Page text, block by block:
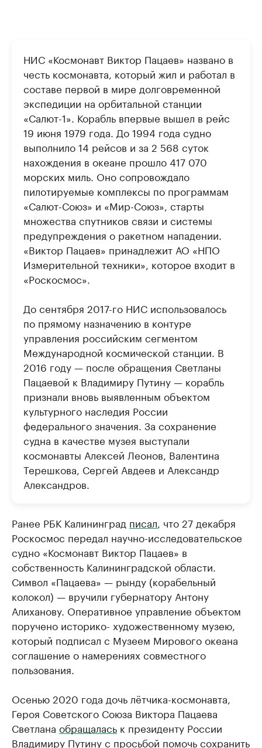
НИС «Космонавт Виктор Пацаев» названо в
честь космонавта, который жил и работал в
составе первой в мире долговременной
экспедиции на орбитальной станции
«Салют-1». Корабль впервые вышел в рейс
19 июня 1979 года. До 1994 года судно
выполнило 14 рейсов и за 2 568 суток
нахождения в океане прошло 417 070
морских миль. Оно сопровождало
пилотируемые комплексы по программам
«Салют-Союз» и «Мир-Союз», старты
множества спутников связи и системы
предупреждения о ракетном нападении.
«Виктор Пацаев» принадлежит АО «НПО
Измерительной техники», которое входит в
«Роскосмос».
До сентября 2017-го НИС использовалось
по прямому назначению в контуре
управления российским сегментом
Международной космической станции. В
2016 году — после обращения Светланы
Пацаевой к Владимиру Путину — корабль
признали вновь выявленным объектом
культурного наследия России
федерального значения. За сохранение
судна в качестве музея выступали
космонавты Алексей Леонов, Валентина
Терешкова, Сергей Авдеев и Александр
Александров.
Ранее РБК Калининград писал , что 27 декабря
Роскосмос передал научно-исследовательское
судно «Космонавт Виктор Пацаев» в
собственность Калининградской области.
Символ «Пацаева» — рынду (корабельный
колокол) — вручили губернатору Антону
Алиханову. Оперативное управление объектом
поручено историко- художественному музею,
который подписал с Музеем Мирового океана
соглашение о намерениях совместного
пользования.
Осенью 2020 года дочь лётчика-космонавта,
Героя Советского Союза Виктора Пацаева
Светлана обращалась к президенту России
Владимиру Путину с просьбой помочь сохранить